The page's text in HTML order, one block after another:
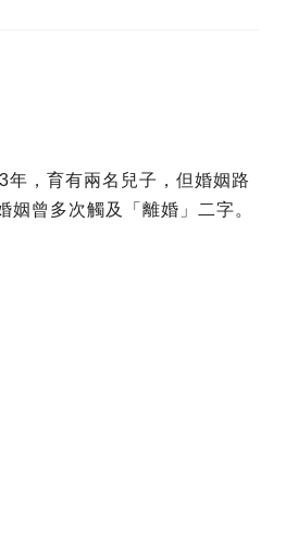
，育有兩名兒子，但婚姻路
曾多次觸及「離婚」二字。